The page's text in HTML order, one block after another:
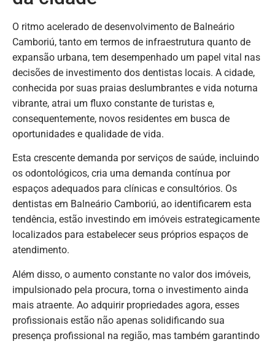
O ritmo acelerado de desenvolvimento de Balneário
Camboriú, tanto em termos de infraestrutura quanto de
expansão urbana, tem desempenhado um papel vital nas
decisões de investimento dos dentistas locais. A cidade,
conhecida por suas praias deslumbrantes e vida noturna
vibrante, atrai um fluxo constante de turistas e,
consequentemente, novos residentes em busca de
oportunidades e qualidade de vida.
Esta crescente demanda por serviços de saúde, incluindo
os odontológicos, cria uma demanda contínua por
espaços adequados para clínicas e consultórios. Os
dentistas em Balneário Camboriú, ao identificarem esta
tendência, estão investindo em imóveis estrategicamente
localizados para estabelecer seus próprios espaços de
atendimento.
Além disso, o aumento constante no valor dos imóveis,
impulsionado pela procura, torna o investimento ainda
mais atraente. Ao adquirir propriedades agora, esses
profissionais estão não apenas solidificando sua
presença profissional na região, mas também garantindo